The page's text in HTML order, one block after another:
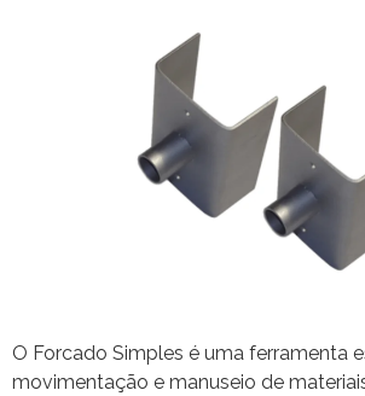
O Forcado Simples é uma ferramenta
movimentação e manuseio de